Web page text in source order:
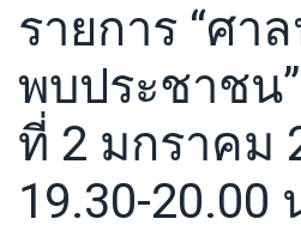
รายการ “ศา
พบประชาชน
ที่ 2 มกราคม
19.30-20.00